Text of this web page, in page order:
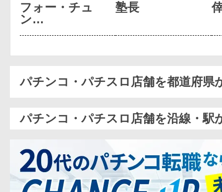
フォー・チュ
ン…
塾長
パチンコ・パチスロ店舗を都道府県
パチンコ・パチスロ店舗を沿線・駅